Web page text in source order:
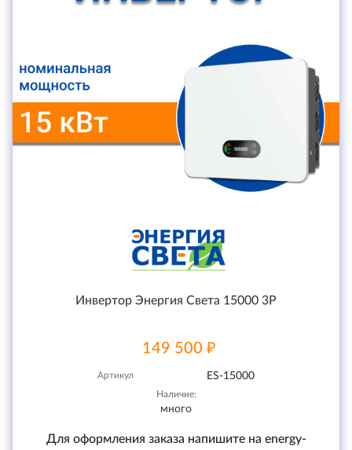
Инвертор Энергия Света 15000 3P
149 500 ₽
Артикул ES-15000
Наличие:
много
Для оформления заказа напишите на energy-